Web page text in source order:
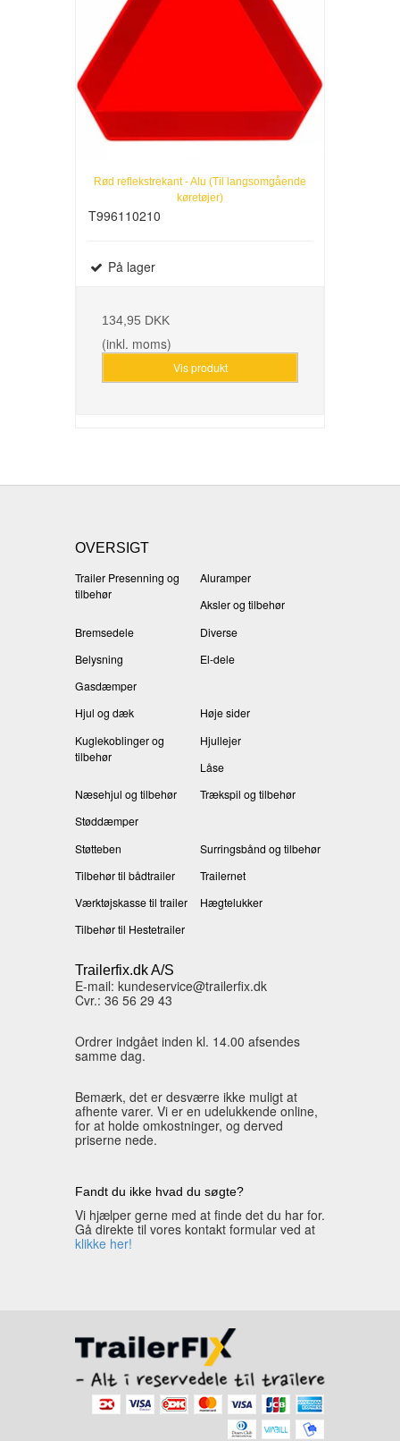
Rød reflekstrekant - Alu (Til langsomgående
køretøjer)
T996110210
På lager
134,95 DKK
(inkl. moms)
Vis produkt
OVERSIGT
Trailer Presenning og
tilbehør
Aluramper
Aksler og tilbehør
Bremsedele
Diverse
Belysning
El-dele
Gasdæmper
Hjul og dæk
Høje sider
Kuglekoblinger og
tilbehør
Hjullejer
Låse
Næsehjul og tilbehør
Trækspil og tilbehør
Støddæmper
Støtteben
Surringsbånd og tilbehør
Tilbehør til bådtrailer
Trailernet
Værktøjskasse til trailer
Hægtelukker
Tilbehør til Hestetrailer
Trailerfix.dk A/S
E-mail: kundeservice@trailerfix.dk
Cvr.: 36 56 29 43
Ordrer indgået inden kl. 14.00 afsendes
samme dag.
Bemærk, det er desværre ikke muligt at
afhente varer. Vi er en udelukkende online,
for at holde omkostninger, og derved
priserne nede.
Fandt du ikke hvad du søgte?
Vi hjælper gerne med at finde det du har for.
Gå direkte til vores kontakt formular ved at
klikke her!